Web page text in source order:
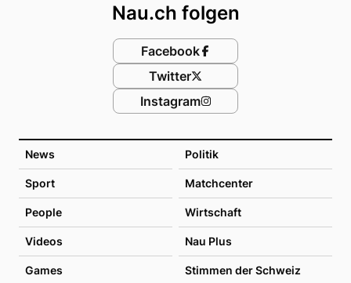
News Politik
Sport Matchcenter
People Wirtschaft
Videos Nau Plus
Games Stimmen der Schweiz
Nau.ch folgen
Facebook
Twitter
Instagram